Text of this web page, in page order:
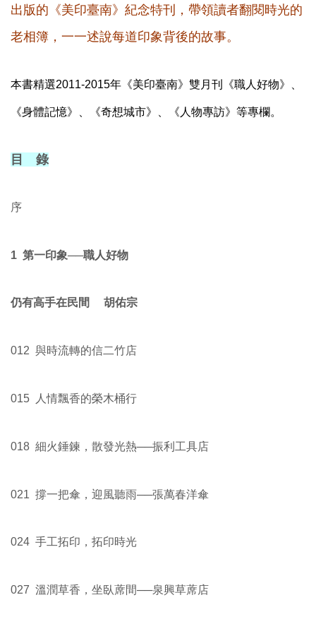
出版的《美印臺南》紀念特刊，帶領讀者翻閱時光的
老相簿，一一述說每道印象背後的故事。
本書精選2011-2015年《美印臺南》雙月刊《職人好物》、
《身體記憶》、《奇想城市》、《人物專訪》等專欄。
目 錄
序
1 第一印象──職人好物
仍有高手在民間 胡佑宗
012 與時流轉的信二竹店
015 人情飄香的榮木桶行
018 細火錘鍊，散發光熱──振利工具店
021 撐一把傘，迎風聽雨──張萬春洋傘
024 手工拓印，拓印時光
027 溫潤草香，坐臥蓆間──泉興草蓆店